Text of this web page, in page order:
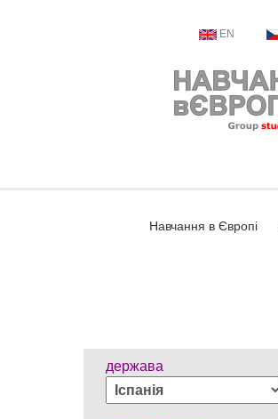
EN
Навчання в Європі
держава